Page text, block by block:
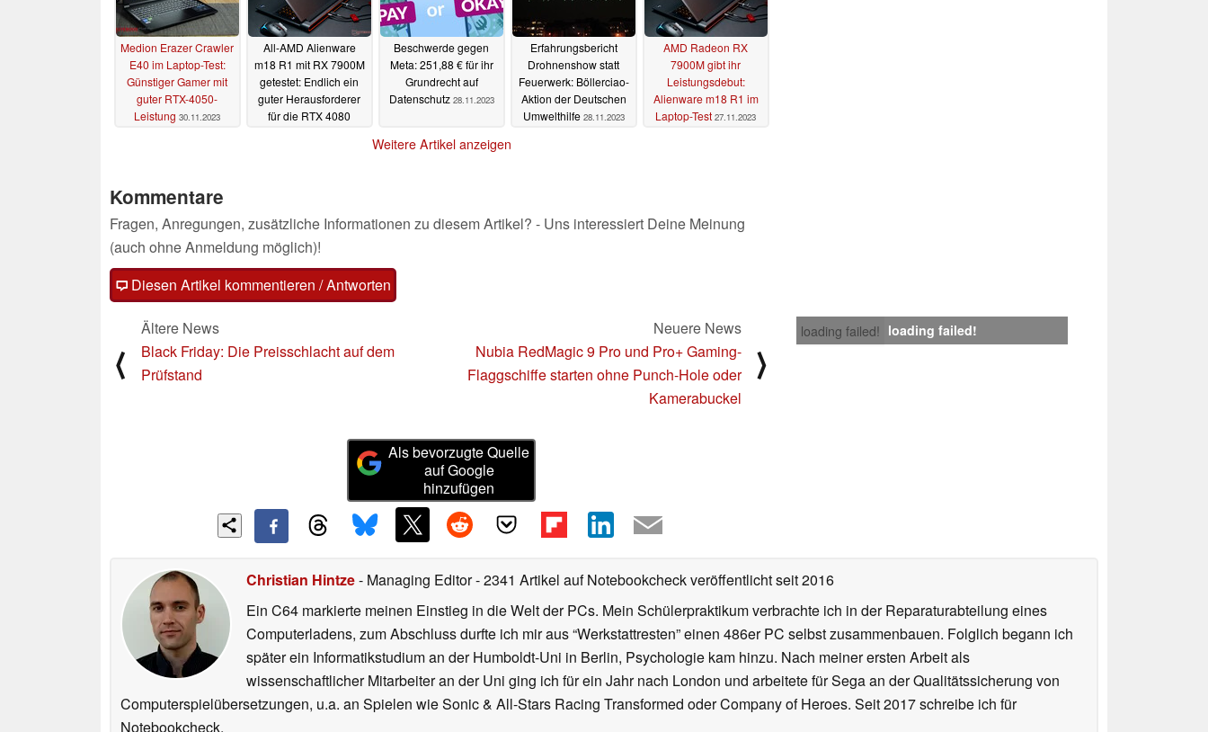
Medion Erazer Crawler
E40 im Laptop-Test:
Günstiger Gamer mit
guter RTX-4050-
Leistung 30.11.2023
All-AMD Alienware
m18 R1 mit RX 7900M
getestet: Endlich ein
guter Herausforderer
für die RTX 4080
Beschwerde gegen
Meta: 251,88 € für ihr
Grundrecht auf
Datenschutz 28.11.2023
Erfahrungsbericht
Drohnenshow statt
Feuerwerk: Böllerciao-
Aktion der Deutschen
Umwelthilfe 28.11.2023
AMD Radeon RX
7900M gibt ihr
Leistungsdebut:
Alienware m18 R1 im
Laptop-Test 27.11.2023
Weitere Artikel anzeigen
Kommentare
Fragen, Anregungen, zusätzliche Informationen zu diesem Artikel? - Uns interessiert Deine Meinung
(auch ohne Anmeldung möglich)!
Diesen Artikel kommentieren / Antworten
loading failed! loading failed!
⟨
Ältere News
Black Friday: Die Preisschlacht auf dem
Prüfstand
Neuere News
Nubia RedMagic 9 Pro und Pro+ Gaming-
Flaggschiffe starten ohne Punch-Hole oder
Kamerabuckel
⟩
Als bevorzugte Quelle
auf Google
hinzufügen
Christian Hintze- Managing Editor- 2341 Artikel auf Notebookcheck veröffentlichtseit 2016
Ein C64 markierte meinen Einstieg in die Welt der PCs. Mein Schülerpraktikum verbrachte ich in der Reparaturabteilung eines
Computerladens, zum Abschluss durfte ich mir aus “Werkstattresten” einen 486er PC selbst zusammenbauen. Folglich begann ich
später ein Informatikstudium an der Humboldt-Uni in Berlin, Psychologie kam hinzu. Nach meiner ersten Arbeit als
wissenschaftlicher Mitarbeiter an der Uni ging ich für ein Jahr nach London und arbeitete für Sega an der Qualitätssicherung von
Computerspielübersetzungen, u.a. an Spielen wie Sonic & All-Stars Racing Transformed oder Company of Heroes. Seit 2017 schreibe ich für
Notebookcheck.